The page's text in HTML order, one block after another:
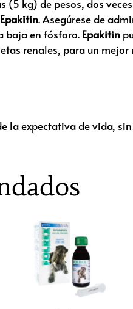
(5 kg) de pesos, dos
Epakitin. Asegúrese de
baja en fósforo. Epakitin
renales, para un
expectativa de vida,